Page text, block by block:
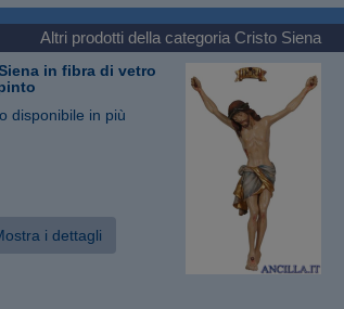
Altri prodotti della categoria Cristo Siena
in fibra di vetro
disponibile in più
i dettagli